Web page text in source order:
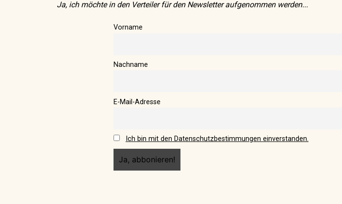
Ja, ich möchte in den Verteiler für den Newsletter aufgenommen werden...
Vorname
Nachname
E-Mail-Adresse
Ich bin mit den Datenschutzbestimmungen einverstanden.
Lomi Lomi Massage Familienstellen